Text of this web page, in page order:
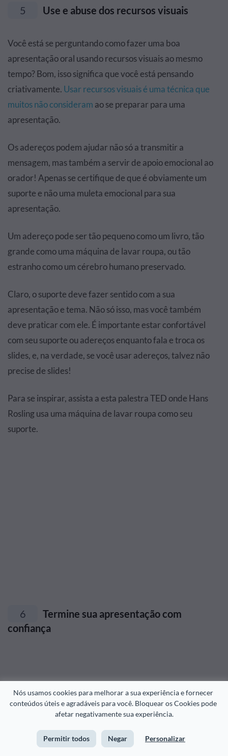
Nós usamos cookies para melhorar a sua experiência e fornecer
conteúdos úteis e agradáveis para você. Bloquear os Cookies pode
afetar negativamente sua experiência.
Permitir todos Negar Personalizar
5 Use e abuse dos recursos visuais
Você está se perguntando como fazer uma boa
apresentação oral usando recursos visuais ao mesmo
tempo? Bom, isso significa que você está pensando
criativamente. Usar recursos visuais é uma técnica que
muitos não consideram ao se preparar para uma
apresentação.
Os adereços podem ajudar não só a transmitir a
mensagem, mas também a servir de apoio emocional ao
orador! Apenas se certifique de que é obviamente um
suporte e não uma muleta emocional para sua
apresentação.
Um adereço pode ser tão pequeno como um livro, tão
grande como uma máquina de lavar roupa, ou tão
estranho como um cérebro humano preservado.
Claro, o suporte deve fazer sentido com a sua
apresentação e tema. Não só isso, mas você também
deve praticar com ele. É importante estar confortável
com seu suporte ou adereços enquanto fala e troca os
slides, e, na verdade, se você usar adereços, talvez não
precise de slides!
Para se inspirar, assista a esta palestra TED onde Hans
Rosling usa uma máquina de lavar roupa como seu
suporte.
6
Termine sua apresentação com
confiança
Você tem que fazer um círculo completo. Saber fazer
uma boa apresentação é como saber estruturar uma
história, ensaio ou artigo. O início e o fim estão ligados e
devem ser relevantes entre si.